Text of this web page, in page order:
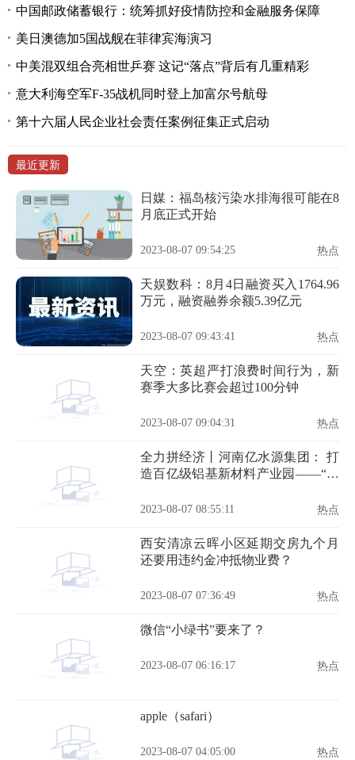
中国邮政储蓄银行：统筹抓好疫情防控和金融服务保障
美日澳德加5国战舰在菲律宾海演习
中美混双组合亮相世乒赛 这记“落点”背后有几重精彩
意大利海空军F-35战机同时登上加富尔号航母
第十六届人民企业社会责任案例征集正式启动
最近更新
日媒：福岛核污染水排海很可能在8
月底正式开始
2023-08-07 09:54:25 热点
天娱数科：8月4日融资买入1764.96
万元，融资融券余额5.39亿元
2023-08-07 09:43:41 热点
天空：英超严打浪费时间行为，新
赛季大多比赛会超过100分钟
2023-08-07 09:04:31 热点
全力拼经济丨河南亿水源集团： 打
造百亿级铝基新材料产业园——“走
2023-08-07 08:55:11 热点
西安清凉云晖小区延期交房九个月
还要用违约金冲抵物业费？
2023-08-07 07:36:49 热点
微信“小绿书”要来了？
2023-08-07 06:16:17 热点
apple（safari）
2023-08-07 04:05:00 热点